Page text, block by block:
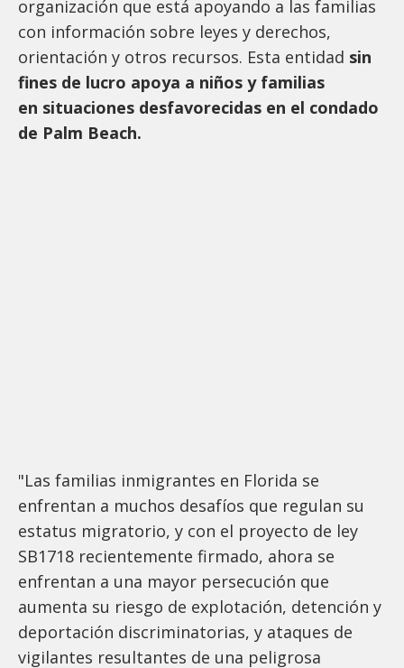
organización que está apoyando a las familias
con información sobre leyes y derechos,
orientación y otros recursos. Esta entidad sin
fines de lucro apoya a niños y familias
en situaciones desfavorecidas en el condado
de Palm Beach.
"Las familias inmigrantes en Florida se
enfrentan a muchos desafíos que regulan su
estatus migratorio, y con el proyecto de ley
SB1718 recientemente firmado, ahora se
enfrentan a una mayor persecución que
aumenta su riesgo de explotación, detención y
deportación discriminatorias, y ataques de
vigilantes resultantes de una peligrosa